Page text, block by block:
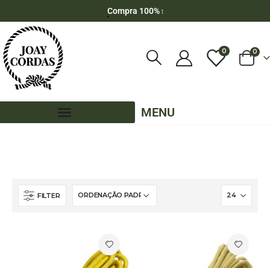
Compra 100% segura e tranquila
0 0
MENU
FILTER